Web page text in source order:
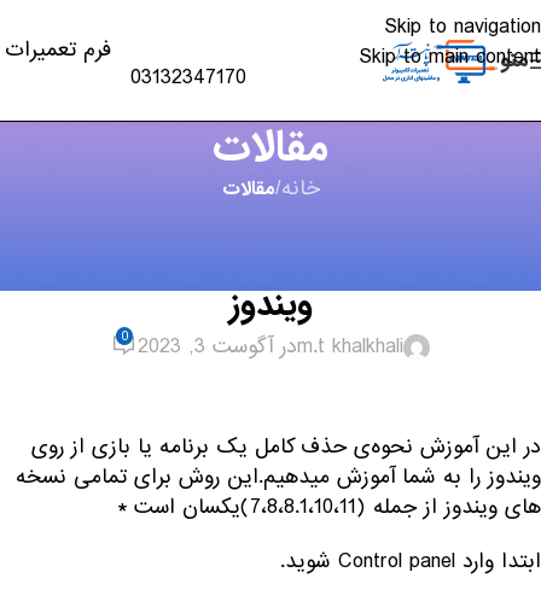
Skip to navigation
Skip to main content
منو
03132347170
فرم تعمیرات
مقالات
خانه/مقالات
ویندوز
m.t khalkhaliدر آگوست 3, 2023 0
در این آموزش نحوه‌ی حذف کامل یک برنامه یا بازی از روی
ویندوز را به شما آموزش میدهیم.این روش برای تمامی نسخه
های ویندوز از جمله (7،8،8.1،10،11)یکسان است *
ابتدا وارد Control panel شوید.